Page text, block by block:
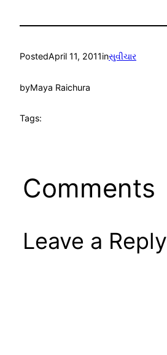
PostedApril 11, 2011inસુવીચાર
byMaya Raichura
Tags:
Comments
Leave a Reply